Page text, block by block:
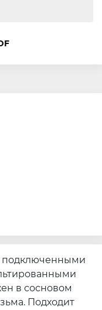
подключенными
в сосновом
Подходит